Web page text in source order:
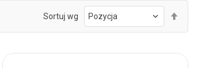
Sortuj wg